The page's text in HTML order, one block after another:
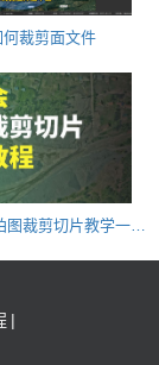
何裁剪面文件
图裁剪切片教学一看
|